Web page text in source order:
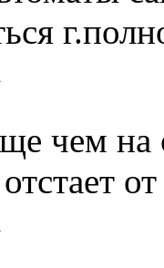
чем на